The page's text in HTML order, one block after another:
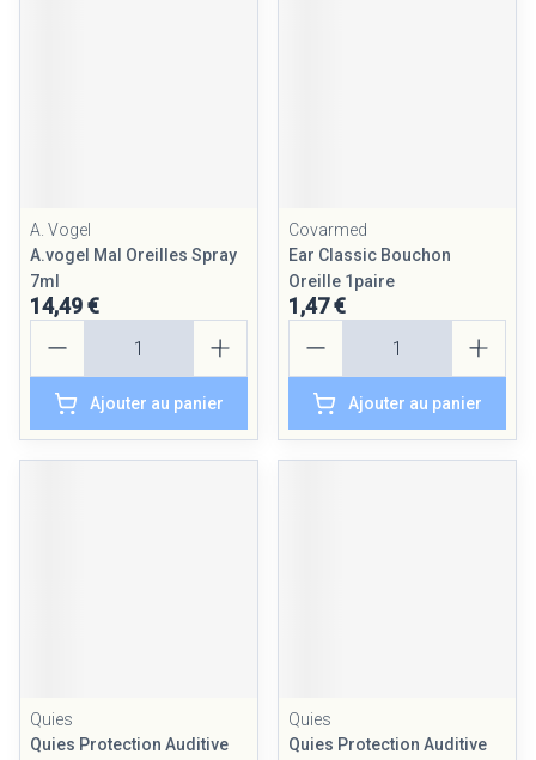
A. Vogel
A.vogel Mal Oreilles Spray
7ml
14,49 €
Ajouter au panier
Covarmed
Ear Classic Bouchon
Oreille 1paire
1,47 €
Ajouter au panier
Quies
Quies Protection Auditive
Quies
Quies Protection Auditive